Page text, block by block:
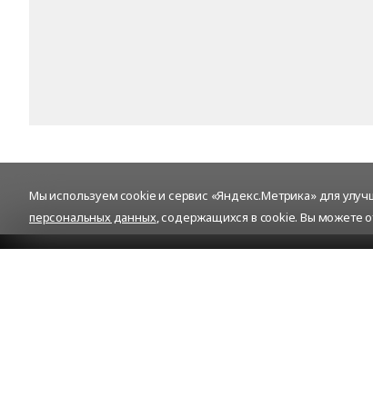
Мы используем cookie и сервис «Яндекс.Метрика» для
персональных данных, содержащихся в cookie. Вы можете